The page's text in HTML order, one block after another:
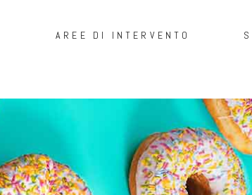
AREE DI INTERVENTO